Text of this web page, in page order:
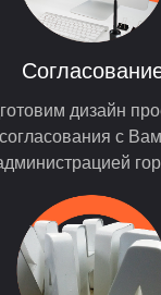
дизайн
согласования с